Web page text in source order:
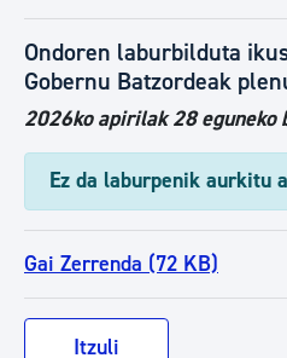
Ondoren laburbilduta
Gobernu Batzordeak
2026ko apirilak 28 eguneko
Ez da laburpenik aurkitu
Gai Zerrenda (72 KB)
Itzuli